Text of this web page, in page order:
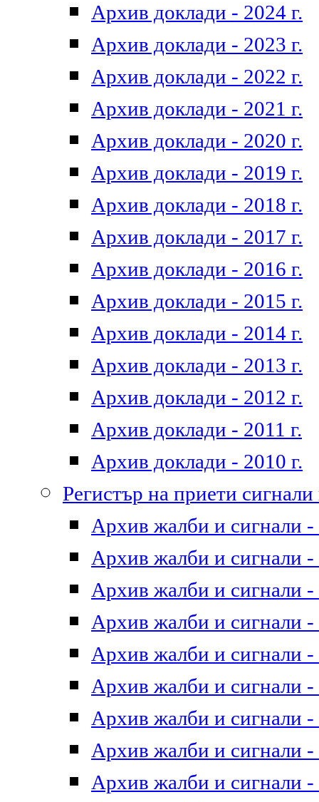
Архив доклади - 2024 г.
Архив доклади - 2023 г.
Архив доклади - 2022 г.
Архив доклади - 2021 г.
Архив доклади - 2020 г.
Архив доклади - 2019 г.
Архив доклади - 2018 г.
Архив доклади - 2017 г.
Архив доклади - 2016 г.
Архив доклади - 2015 г.
Архив доклади - 2014 г.
Архив доклади - 2013 г.
Архив доклади - 2012 г.
Архив доклади - 2011 г.
Архив доклади - 2010 г.
Регистър на приети
Архив жалби и сигнали -
Архив жалби и сигнали -
Архив жалби и сигнали -
Архив жалби и сигнали -
Архив жалби и сигнали -
Архив жалби и сигнали -
Архив жалби и сигнали -
Архив жалби и сигнали -
Архив жалби и сигнали -